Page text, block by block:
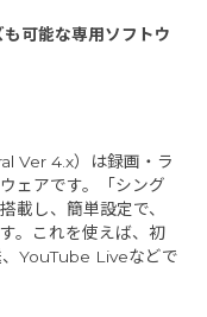
可能な専用ソフトウ
Ver 4.x）は録画・ラ
ェアです。「シング
載し、簡単設定で、
。これを使えば、初
YouTube Liveなどで